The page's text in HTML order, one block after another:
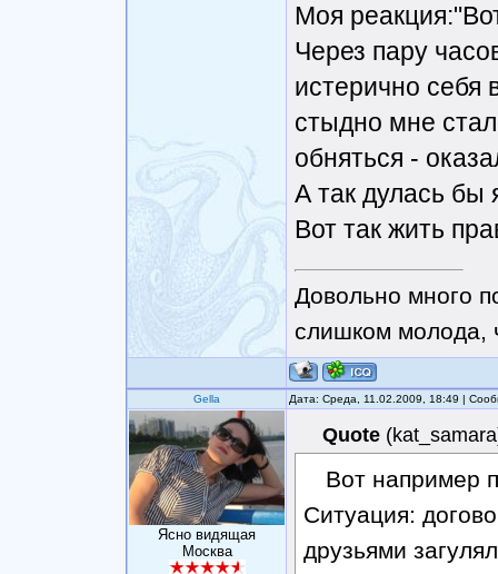
Моя
Через пару
истерично себя
стыдно мне
обняться -
А так дулась бы
Вот так жить
Довольно много
слишком молода,
Gella Дата: Среда, 11.02.2009, 18:49 |
Ясно видящая
Москва
Quote (kat_samara
Вот например
Ситуация:
друзьями